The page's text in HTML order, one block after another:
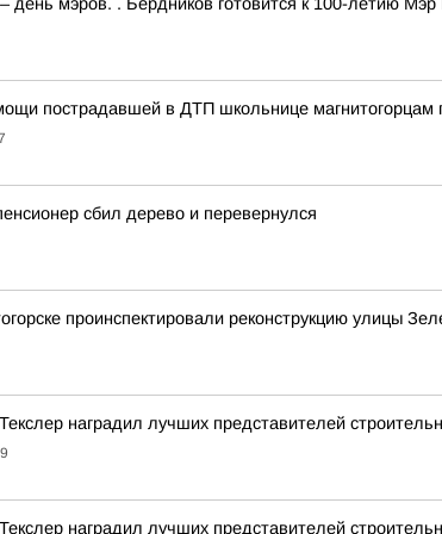
пострадавшей в ДТП школьнице магнитогорцам
сбил дерево и перевернулся
проинспектировали реконструкцию улицы
наградил лучших представителей
наградил лучших представителей